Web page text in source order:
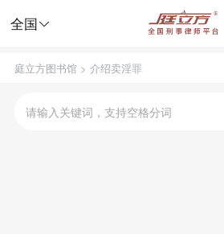
全国 
庭立方图书馆> 介绍卖淫罪